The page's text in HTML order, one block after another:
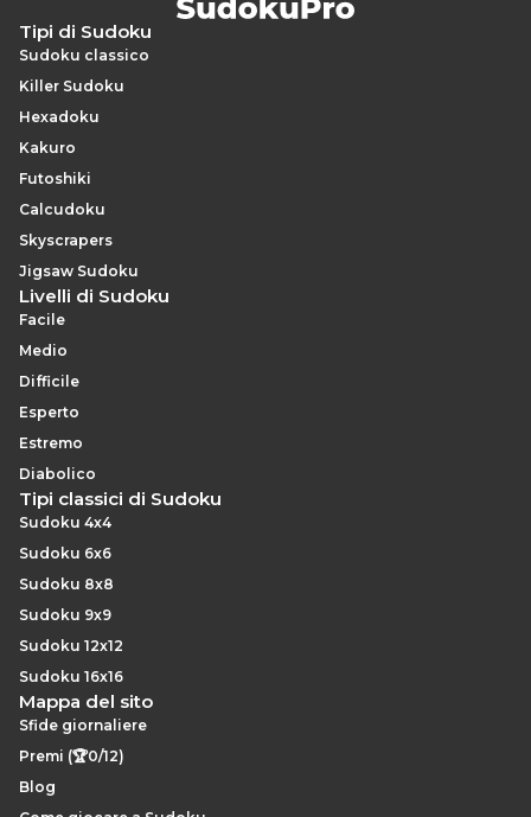
Tipi di Sudoku
Sudoku classico
Killer Sudoku
Hexadoku
Kakuro
Futoshiki
Calcudoku
Skyscrapers
Jigsaw Sudoku
Livelli di Sudoku
Facile
Medio
Difficile
Esperto
Estremo
Diabolico
Tipi classici di Sudoku
Sudoku 4x4
Sudoku 6x6
Sudoku 8x8
Sudoku 9x9
Sudoku 12x12
Sudoku 16x16
Mappa del sito
Sfide giornaliere
Premi (🏆0/12)
Blog